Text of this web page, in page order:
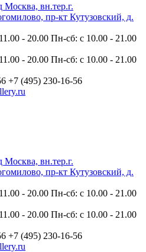
Москва, вн.тер.г.
пр-кт Кутузовский, д.
Пн-сб: с 10.00 - 21.00
Пн-сб: с 10.00 - 21.00
+7 (495) 230-16-56
Москва, вн.тер.г.
пр-кт Кутузовский, д.
Пн-сб: с 10.00 - 21.00
Пн-сб: с 10.00 - 21.00
+7 (495) 230-16-56